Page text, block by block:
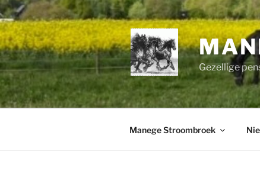
Ga
naar
de
inhoud
Gezellige
Manege Stroombroek